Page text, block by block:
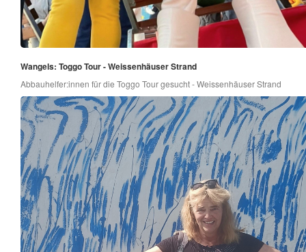
Wangels: Toggo Tour - Weissenhäuser Strand
Abbauhelfer:innen für die Toggo Tour gesucht - Weissenhäuser Strand